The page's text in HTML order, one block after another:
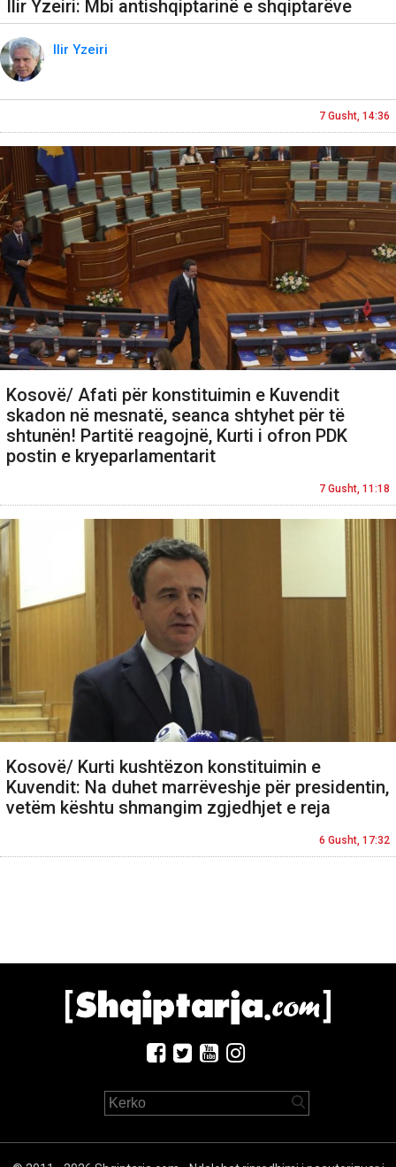
Ilir Yzeiri: Mbi antishqiptarinë e shqiptarëve
Ilir Yzeiri
7 Gusht, 14:36
Kosovë/ Afati për konstituimin e Kuvendit
skadon në mesnatë, seanca shtyhet për të
shtunën! Partitë reagojnë, Kurti i ofron PDK
postin e kryeparlamentarit
7 Gusht, 11:18
Kosovë/ Kurti kushtëzon konstituimin e
Kuvendit: Na duhet marrëveshje për presidentin,
vetëm kështu shmangim zgjedhjet e reja
6 Gusht, 17:32